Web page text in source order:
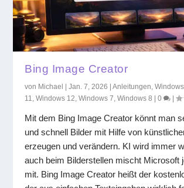
Bing Image Creator
von Michael |Jan. 7, 2026 |Anleitungen,
11,Windows 12,Windows 7,Windows 8 |0 |
Mit dem Bing Image Creator könnt man
und schnell Bilder mit Hilfe von
erzeugen und verändern. KI wird immer
auch beim Bilderstellen mischt Microsoft
mit. Bing Image Creator heißt der